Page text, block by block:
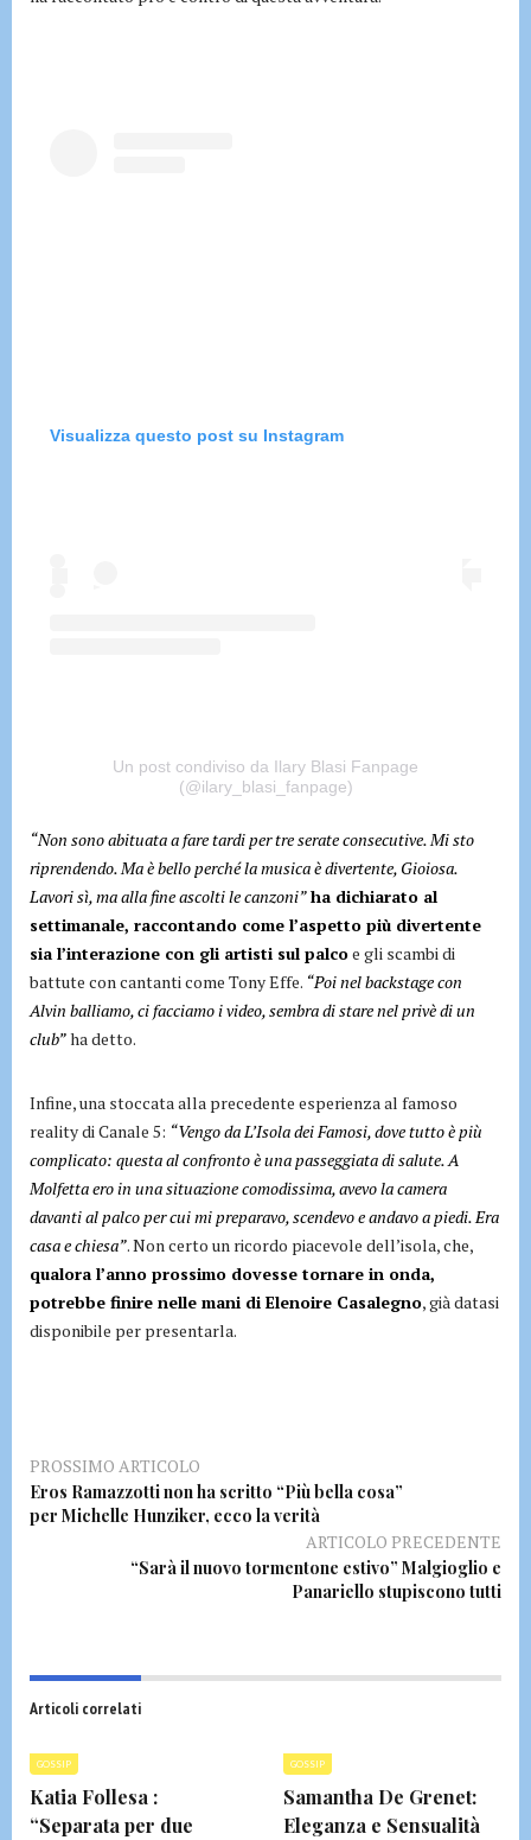
Visualizza questo post su Instagram
Un post condiviso da Ilary Blasi Fanpage
(@ilary_blasi_fanpage)
“Non sono abituata a fare tardi per tre serate consecutive. Mi sto
riprendendo. Ma è bello perché la musica è divertente, Gioiosa.
Lavori sì, ma alla fine ascolti le canzoni”ha dichiarato al
settimanale, raccontando come l’aspetto più divertente
sia l’interazione con gli artisti sul palcoe gli scambi di
battute con cantanti come Tony Effe. “Poi nel backstage con
Alvin balliamo, ci facciamo i video, sembra di stare nel privè di un
club”ha detto.
Infine, una stoccata alla precedente esperienza al famoso
reality di Canale 5: “Vengo da L’Isola dei Famosi, dove tutto è più
complicato: questa al confronto è una passeggiata di salute. A
Molfetta ero in una situazione comodissima, avevo la camera
davanti al palco per cui mi preparavo, scendevo e andavo a piedi. Era
casa e chiesa”. Non certo un ricordo piacevole dell’isola, che,
qualora l’anno prossimo dovesse tornare in onda,
potrebbe finire nelle mani di Elenoire Casalegno, già datasi
disponibile per presentarla.
PROSSIMO ARTICOLO
Eros Ramazzotti non ha scritto “Più bella cosa”
per Michelle Hunziker, ecco la verità
ARTICOLO PRECEDENTE
“Sarà il nuovo tormentone estivo” Malgioglio e
Panariello stupiscono tutti
Articoli correlati
GOSSIP
Katia Follesa :
“Separata per due
GOSSIP
Samantha De Grenet:
Eleganza e Sensualità